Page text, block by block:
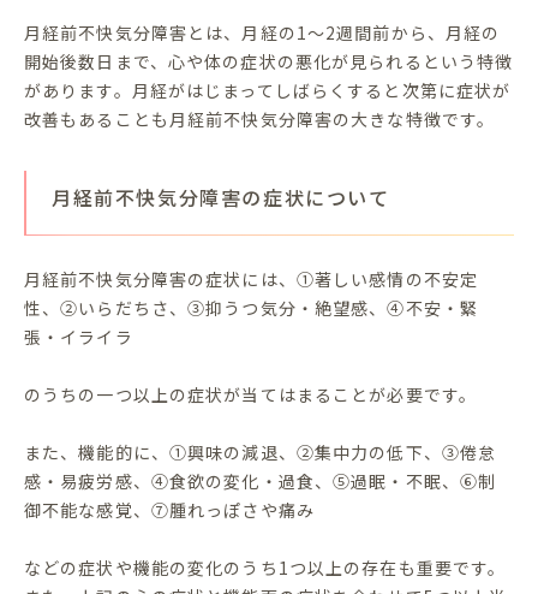
月経前不快気分障害とは、月経の1～2週間前から、月経の
開始後数日まで、心や体の症状の悪化が見られるという特徴
があります。月経がはじまってしばらくすると次第に症状が
改善もあることも月経前不快気分障害の大きな特徴です。
月経前不快気分障害の症状について
月経前不快気分障害の症状には、①著しい感情の不安定
性、②いらだちさ、③抑うつ気分・絶望感、④不安・緊
張・イライラ
のうちの一つ以上の症状が当てはまることが必要です。
また、機能的に、①興味の減退、②集中力の低下、③倦怠
感・易疲労感、④食欲の変化・過食、⑤過眠・不眠、⑥制
御不能な感覚、⑦腫れっぽさや痛み
などの症状や機能の変化のうち1つ以上の存在も重要です。